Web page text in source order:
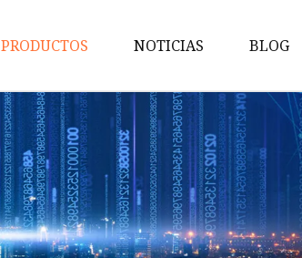
PRODUCTOS
WPC para interiores
Panel de pared WPC
Tubo de techo WPC
Tubo de WPC
Tablero de pared UV
NOTICIAS BLOG